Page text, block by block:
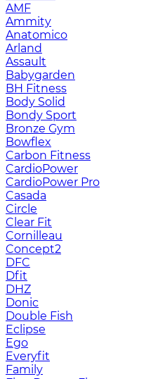
AMF
Ammity
Anatomico
Arland
Assault
Babygarden
BH Fitness
Body Solid
Bondy Sport
Bronze Gym
Bowflex
Carbon Fitness
CardioPower
CardioPower Pro
Casada
Circle
Clear Fit
Cornilleau
Concept2
DFC
Dfit
DHZ
Donic
Double Fish
Eclipse
Ego
Everyfit
Family